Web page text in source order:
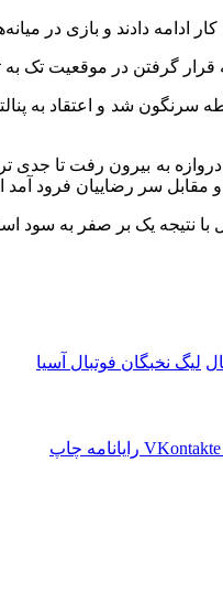
کار ادامه دادند و بازی در
الشرطه سرنگون شد و
بالای دروازه به بیرون
سر رضاییان فرود آمد
نتیجه یک بر صفر به سود
لیگ نخبگان فوتبال آسیا
‫VKontakte رایانامه چاپ